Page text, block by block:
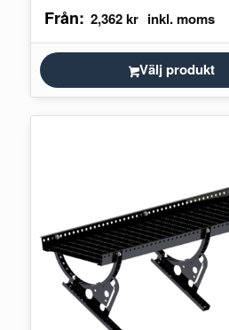
med alla…
Från: 2,362kr
Välj produkt